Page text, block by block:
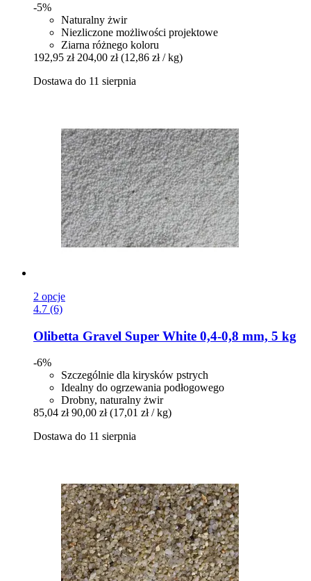
-5%
Naturalny żwir
Niezliczone możliwości projektowe
Ziarna różnego koloru
192,95 zł 204,00 zł (12,86 zł / kg)
Dostawa do 11 sierpnia
2 opcje
4.7 (6)
Olibetta Gravel Super White 0,4-​0,8 mm, 5 kg
-6%
Szczególnie dla kirysków pstrych
Idealny do ogrzewania podłogowego
Drobny, naturalny żwir
85,04 zł 90,00 zł (17,01 zł / kg)
Dostawa do 11 sierpnia